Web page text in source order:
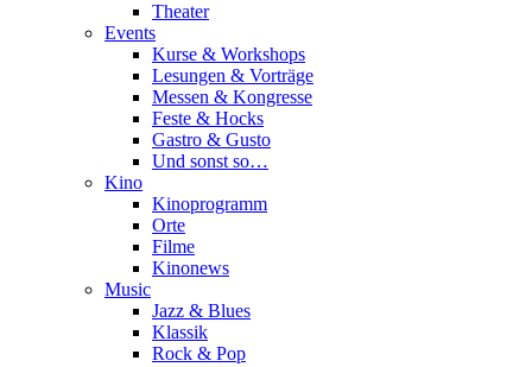
Theater
Events
Kurse & Workshops
Lesungen & Vorträge
Messen & Kongresse
Feste & Hocks
Gastro & Gusto
Und sonst so…
Kino
Kinoprogramm
Orte
Filme
Kinonews
Music
Jazz & Blues
Klassik
Rock & Pop